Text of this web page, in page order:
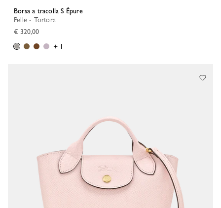
Borsa a tracolla S Épure
Pelle - Tortora
€ 320,00
+ 1